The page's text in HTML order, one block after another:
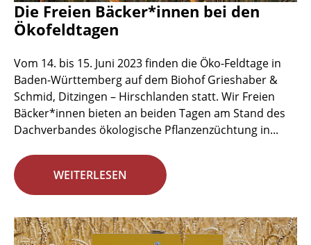
Die Freien Bäcker*innen bei den
Ökofeldtagen
Vom 14. bis 15. Juni 2023 finden die Öko-Feldtage in
Baden-Württemberg auf dem Biohof Grieshaber &
Schmid, Ditzingen – Hirschlanden statt. Wir Freien
Bäcker*innen bieten an beiden Tagen am Stand des
Dachverbandes ökologische Pflanzenzüchtung in...
WEITERLESEN